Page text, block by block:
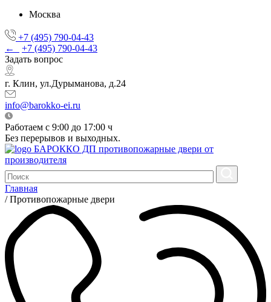
Москва
+7 (495) 790-04-43
←
+7 (495) 790-04-43
Задать вопрос
г. Клин, ул.Дурыманова, д.24
info@barokko-ei.ru
Работаем с 9:00 до 17:00 ч
Без перерывов и выходных.
БАРОККО ДП противопожарные двери от
производителя
Главная
/ Противопожарные двери